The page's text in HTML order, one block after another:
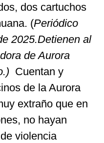
dos cartuchos
(Periódico
2025.Detienen al
de Aurora
Cuentan y
de la Aurora
extraño que en
no hayan
violencia